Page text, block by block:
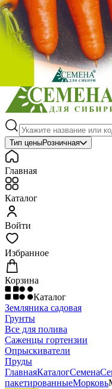
Садовый
Консервирование
Средства защиты,
Обустройство сада,
Тип ценыРозничная
Главная
Каталог
Войти
Избранное
Корзина
Каталог
Земляника садовая
Грунты
Все для полива
Саженцы гортензии
Опрыскиватели
Пруды
ГлавнаяКаталогСемена
пакетированныеМорковь